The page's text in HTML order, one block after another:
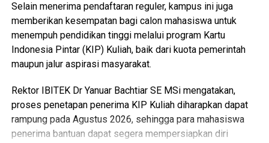
Selain menerima pendaftaran reguler, kampus ini juga
memberikan kesempatan bagi calon mahasiswa untuk
menempuh pendidikan tinggi melalui program Kartu
Indonesia Pintar (KIP) Kuliah, baik dari kuota pemerintah
maupun jalur aspirasi masyarakat.
Rektor IBITEK Dr Yanuar Bachtiar SE MSi mengatakan,
proses penetapan penerima KIP Kuliah diharapkan dapat
rampung pada Agustus 2026, sehingga para mahasiswa
penerima bantuan dapat segera mempersiapkan diri